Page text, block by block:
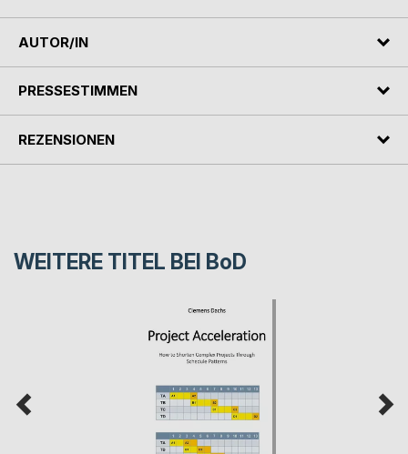
AUTOR/IN
PRESSESTIMMEN
REZENSIONEN
WEITERE TITEL BEI BoD